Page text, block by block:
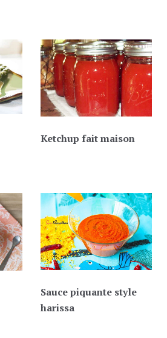
Ketchup fait maison
Sauce piquante style
harissa